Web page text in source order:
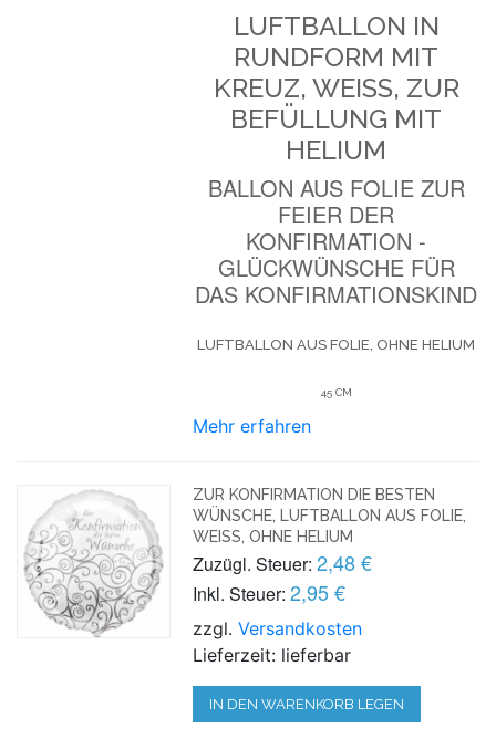
LUFTBALLON IN
RUNDFORM MIT
KREUZ, WEISS, ZUR B
EFÜLLUNG MIT H
ELIUM
BALLON AUS FOLIE ZUR
FEIER DER
KONFIRMATION -
GLÜCKWÜNSCHE FÜR
DAS KONFIRMATIONSKIND
LUFTBALLON AUS FOLIE, OHNE HELIUM
45 CM
Mehr erfahren
ZUR KONFIRMATION DIE BESTEN
WÜNSCHE, LUFTBALLON AUS FOLIE,
WEISS, OHNE HELIUM
Zuzügl. Steuer: 2,48 €
Inkl. Steuer: 2,95 €
zzgl.Versandkosten
Lieferzeit: lieferbar
IN DEN WARENKORB LEGEN